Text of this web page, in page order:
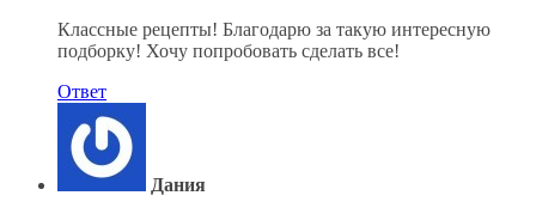
Классные рецепты! Благодарю за такую интересную
подборку! Хочу попробовать сделать все!
Ответ
Дания